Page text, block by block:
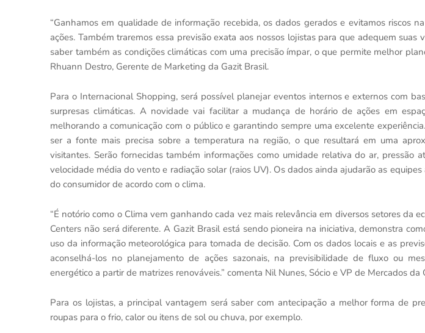
“Ganhamos em qualidade de informação recebida, os dados gerados e evitamos riscos
ações. Também traremos essa previsão exata aos nossos lojistas para que adequem suas
saber também as condições climáticas com uma precisão ímpar, o que permite melhor
Rhuann Destro, Gerente de Marketing da Gazit Brasil.
Para o Internacional Shopping, será possível planejar eventos internos e externos com
surpresas climáticas. A novidade vai facilitar a mudança de horário de ações em
melhorando a comunicação com o público e garantindo sempre uma excelente
ser a fonte mais precisa sobre a temperatura na região, o que resultará em uma
visitantes. Serão fornecidas também informações como umidade relativa do ar, pressão
velocidade média do vento e radiação solar (raios UV). Os dados ainda ajudarão as
do consumidor de acordo com o clima.
“É notório como o Clima vem ganhando cada vez mais relevância em diversos setores da
Centers não será diferente. A Gazit Brasil está sendo pioneira na iniciativa, demonstra
uso da informação meteorológica para tomada de decisão. Com os dados locais e as
aconselhá-los no planejamento de ações sazonais, na previsibilidade de fluxo ou
energético a partir de matrizes renováveis.” comenta Nil Nunes, Sócio e VP de Mercados da
Para os lojistas, a principal vantagem será saber com antecipação a melhor forma de
roupas para o frio, calor ou itens de sol ou chuva, por exemplo.